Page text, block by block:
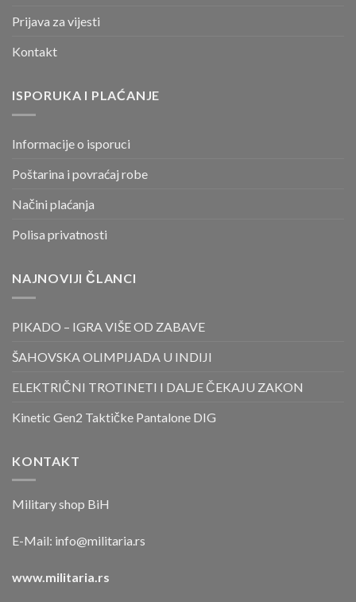
Prijava za vijesti
Kontakt
ISPORUKA I PLAĆANJE
Informacije o isporuci
Poštarina i povraćaj robe
Načini plaćanja
Polisa privatnosti
NAJNOVIJI ČLANCI
PIKADO – IGRA VIŠE OD ZABAVE
ŠAHOVSKA OLIMPIJADA U INDIJI
ELEKTRIČNI TROTINETI I DALJE ČEKAJU ZAKON
Kinetic Gen2 Taktičke Pantalone DIG
KONTAKT
Military shop BiH
E-Mail: info@militaria.rs
www.militaria.rs